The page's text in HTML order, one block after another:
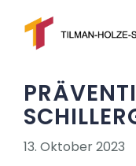
Inhalt
Home
Über uns
13. Oktober 2023